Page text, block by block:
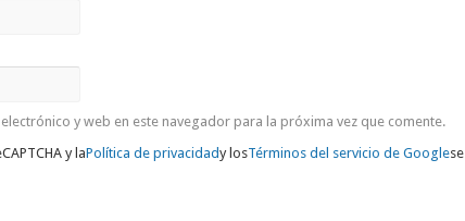
y web en este navegador para la próxima vez que comente.
y laPolítica de privacidady losTérminos del servicio de Googlese